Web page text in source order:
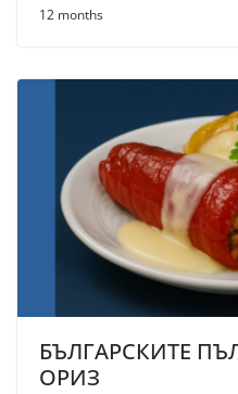
12 months
БЪЛГАРСКИТЕ
ОРИЗ